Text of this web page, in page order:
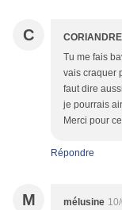
C CORIANDRE
Tu me fais
vais craquer
faut dire
je pourrais
Merci pour
Répondre
M mélusine